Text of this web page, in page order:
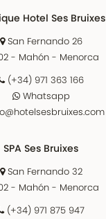
Hotel Ses Bruixes
San Fernando 26
- Mahón - Menorca
(+34) 971 363 166
Whatsapp
SPA Ses Bruixes
San Fernando 32
- Mahón - Menorca
(+34) 971 875 947